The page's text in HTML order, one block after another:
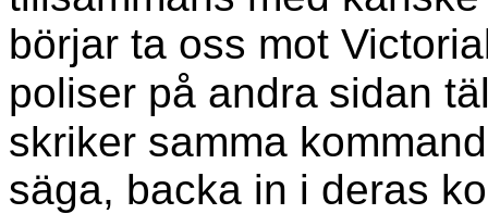
börjar ta oss mot
poliser på andra sidan
skriker samma
säga, backa in i deras